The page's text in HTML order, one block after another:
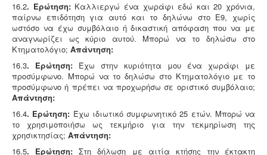
16.2. Ερώτηση:Καλλιεργώ ένα χωράφι εδώ και 20 χρόνια,
παίρνω επιδότηση για αυτό και το δηλώνω στο Ε9, χωρίς
ωστόσο να έχω συμβόλαιο ή δικαστική απόφαση που να με
αναγνωρίζει ως κύριο αυτού. Μπορώ να το δηλώσω στο
Κτηματολόγιο; Απάντηση:
16.3. Ερώτηση: Έχω στην κυριότητα μου ένα χωράφι με
προσύμφωνο. Μπορώ να το δηλώσω στο Κτηματολόγιο με το
προσύμφωνο ή πρέπει να προχωρήσω σε οριστικό συμβόλαιο;
Απάντηση:
16.4. Ερώτηση: Έχω ιδιωτικό συμφωνητικό 25 ετών. Μπορώ να
το χρησιμοποιήσω ως τεκμήριο για την τεκμηρίωση της
χρησικτησίας; Απάντηση:
16.5. Ερώτηση: Στη δήλωση με αιτία κτήσης την έκτακτη